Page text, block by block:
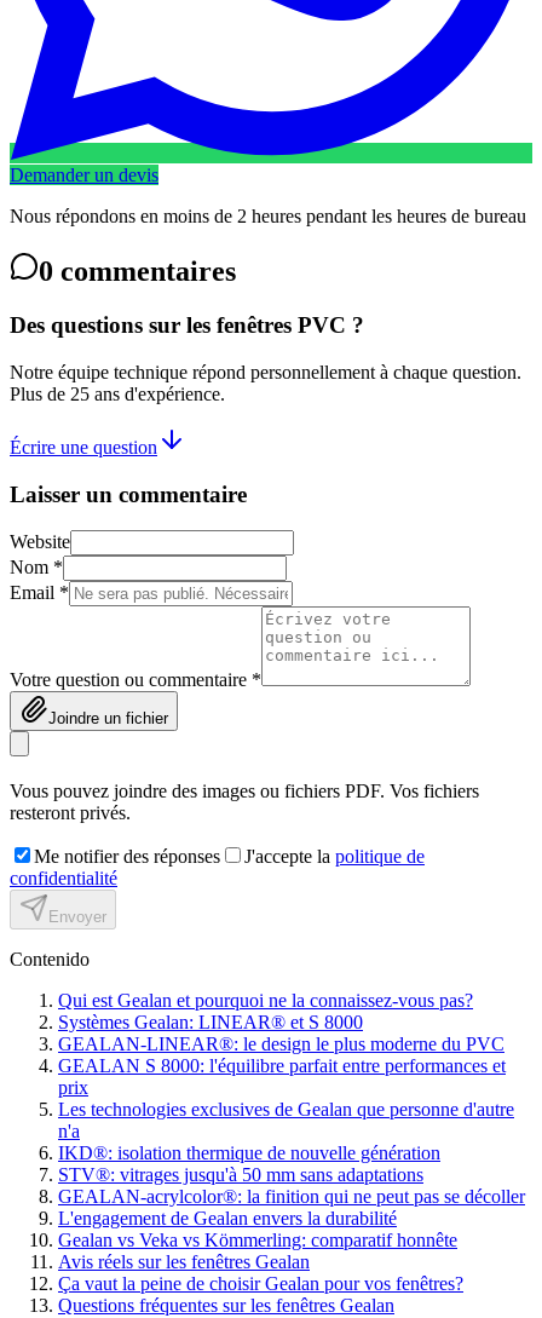
Demander un devis
Nous répondons en moins de 2 heures pendant les heures de bureau
0 commentaires
Des questions sur les fenêtres PVC ?
Notre équipe technique répond personnellement à chaque question.
Plus de 25 ans d'expérience.
Écrire une question
Laisser un commentaire
Website
Nom *
Email *
Votre question ou commentaire *
Joindre un fichier
Vous pouvez joindre des images ou fichiers PDF. Vos fichiers
resteront privés.
Me notifier des réponses J'accepte la politique de
confidentialité
Envoyer
Contenido
Qui est Gealan et pourquoi ne la connaissez-vous pas?
Systèmes Gealan: LINEAR® et S 8000
GEALAN-LINEAR®: le design le plus moderne du PVC
GEALAN S 8000: l'équilibre parfait entre performances et
prix
Les technologies exclusives de Gealan que personne d'autre
n'a
IKD®: isolation thermique de nouvelle génération
STV®: vitrages jusqu'à 50 mm sans adaptations
GEALAN-acrylcolor®: la finition qui ne peut pas se décoller
L'engagement de Gealan envers la durabilité
Gealan vs Veka vs Kömmerling: comparatif honnête
Avis réels sur les fenêtres Gealan
Ça vaut la peine de choisir Gealan pour vos fenêtres?
Questions fréquentes sur les fenêtres Gealan